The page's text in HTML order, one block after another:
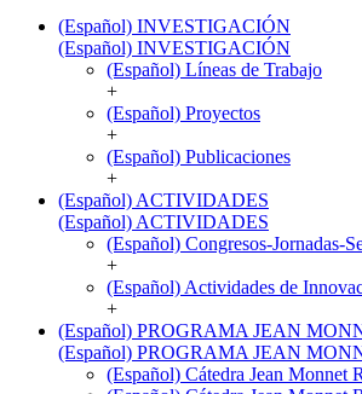
(Español) INVESTIGACIÓN
(Español) INVESTIGACIÓN
(Español) Líneas de Trabajo
+
(Español) Proyectos
+
(Español) Publicaciones
+
(Español) ACTIVIDADES
(Español) ACTIVIDADES
(Español) Congresos-Jornadas-
+
(Español) Actividades de
+
(Español) PROGRAMA JEAN
(Español) PROGRAMA JEAN
(Español) Cátedra Jean Monnet